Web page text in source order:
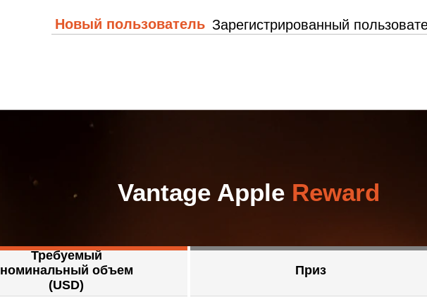
Новый пользователь Зарегистрированный
Vantage Apple Reward
Требуемый
номинальный объем
(USD)
Приз